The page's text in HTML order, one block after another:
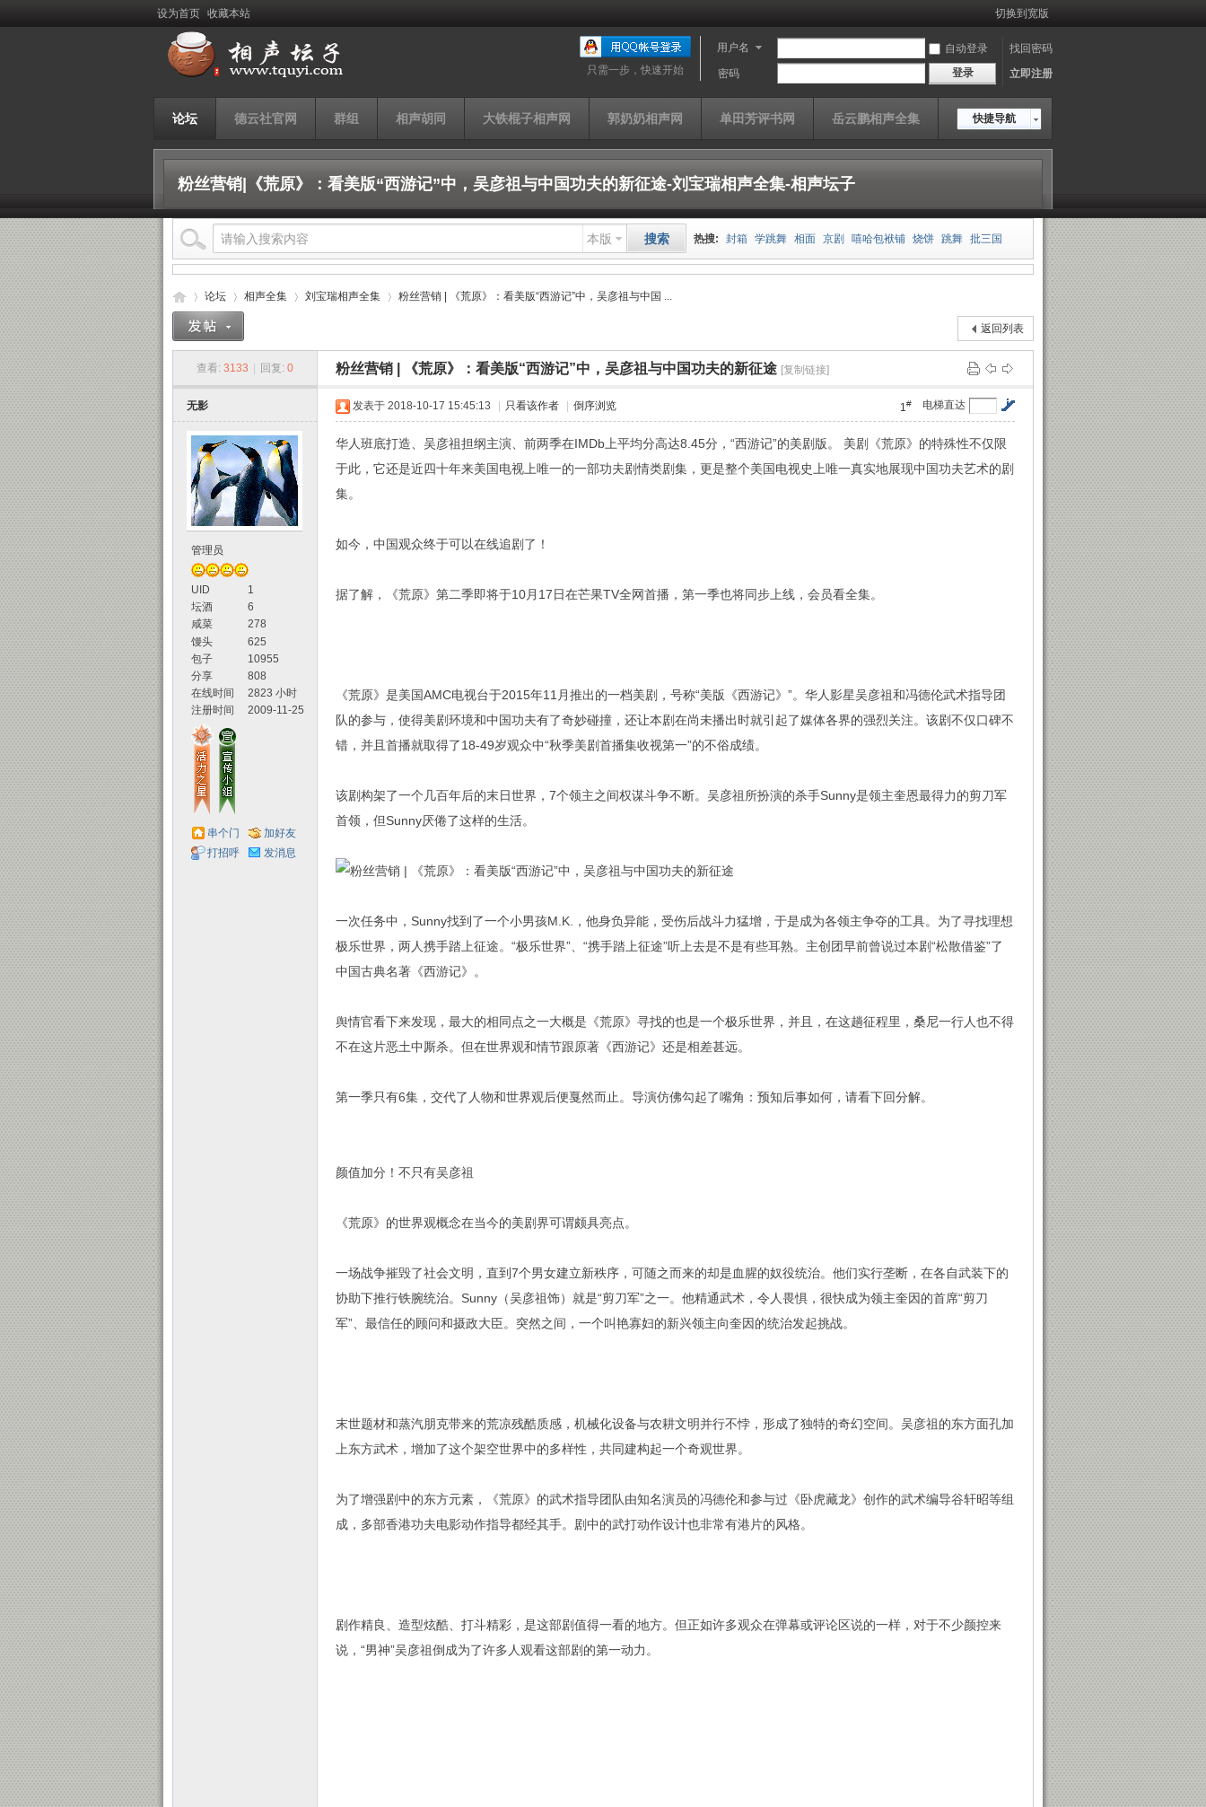
设为首页 收藏本站 切换到宽版
用户名 自动登录
找回密码
密码
登录 立即注册
只需一步，快速开始
快捷导航
论坛 德云社官网 群组 相声胡同 大铁棍子相声网 郭奶奶相声网 单田芳评书网 岳云鹏相声全集
粉丝营销|《荒原》：看美版“西游记”中，吴彦祖与中国功夫的新征途-刘宝瑞相声全集-相声坛子
本版 搜索 热搜: 封箱 学跳舞 相面 京剧 嘻哈包袱铺 烧饼 跳舞 批三国
山西家信 同仁堂 快板 郭德纲 王玥波 雍正剑侠图 皮凤山发财
论坛
›
相声全集
›
刘宝瑞相声全集
›
粉丝营销 | 《荒原》：看美版“西游记”中，吴彦祖与中国 ...
返回列表
查看: 3133 回复: 0 粉丝营销 | 《荒原》：看美版“西游记”中，吴彦祖与中国功夫的新征途 [复制链接]
无影
管理员
UID
1
坛酒
6
咸菜
278
馒头
625
包子
10955
分享
808
在线时间
2823 小时
注册时间
2009-11-25
串个门
加好友
打招呼
发消息
电梯直达
1#
发表于 2018-10-17 15:45:13 只看该作者 倒序浏览
华人班底打造、吴彦祖担纲主演、前两季在IMDb上平均分高达8.45分，“西游记”的美剧版。 美剧《荒原》的特殊性不仅限
于此，它还是近四十年来美国电视上唯一的一部功夫剧情类剧集，更是整个美国电视史上唯一真实地展现中国功夫艺术的剧
集。
如今，中国观众终于可以在线追剧了！
据了解，《荒原》第二季即将于10月17日在芒果TV全网首播，第一季也将同步上线，会员看全集。
《荒原》是美国AMC电视台于2015年11月推出的一档美剧，号称“美版《西游记》”。华人影星吴彦祖和冯德伦武术指导团
队的参与，使得美剧环境和中国功夫有了奇妙碰撞，还让本剧在尚未播出时就引起了媒体各界的强烈关注。该剧不仅口碑不
错，并且首播就取得了18-49岁观众中“秋季美剧首播集收视第一”的不俗成绩。
该剧构架了一个几百年后的末日世界，7个领主之间权谋斗争不断。吴彦祖所扮演的杀手Sunny是领主奎恩最得力的剪刀军
首领，但Sunny厌倦了这样的生活。
一次任务中，Sunny找到了一个小男孩M.K.，他身负异能，受伤后战斗力猛增，于是成为各领主争夺的工具。为了寻找理想
极乐世界，两人携手踏上征途。“极乐世界”、“携手踏上征途”听上去是不是有些耳熟。主创团早前曾说过本剧“松散借鉴”了
中国古典名著《西游记》。
舆情官看下来发现，最大的相同点之一大概是《荒原》寻找的也是一个极乐世界，并且，在这趟征程里，桑尼一行人也不得
不在这片恶土中厮杀。但在世界观和情节跟原著《西游记》还是相差甚远。
第一季只有6集，交代了人物和世界观后便戛然而止。导演仿佛勾起了嘴角：预知后事如何，请看下回分解。
颜值加分！不只有吴彦祖
《荒原》的世界观概念在当今的美剧界可谓颇具亮点。
一场战争摧毁了社会文明，直到7个男女建立新秩序，可随之而来的却是血腥的奴役统治。他们实行垄断，在各自武装下的
协助下推行铁腕统治。Sunny（吴彦祖饰）就是“剪刀军”之一。他精通武术，令人畏惧，很快成为领主奎因的首席“剪刀
军”、最信任的顾问和摄政大臣。突然之间，一个叫艳寡妇的新兴领主向奎因的统治发起挑战。
末世题材和蒸汽朋克带来的荒凉残酷质感，机械化设备与农耕文明并行不悖，形成了独特的奇幻空间。吴彦祖的东方面孔加
上东方武术，增加了这个架空世界中的多样性，共同建构起一个奇观世界。
为了增强剧中的东方元素，《荒原》的武术指导团队由知名演员的冯德伦和参与过《卧虎藏龙》创作的武术编导谷轩昭等组
成，多部香港功夫电影动作指导都经其手。剧中的武打动作设计也非常有港片的风格。
剧作精良、造型炫酷、打斗精彩，是这部剧值得一看的地方。但正如许多观众在弹幕或评论区说的一样，对于不少颜控来
说，“男神”吴彦祖倒成为了许多人观看这部剧的第一动力。